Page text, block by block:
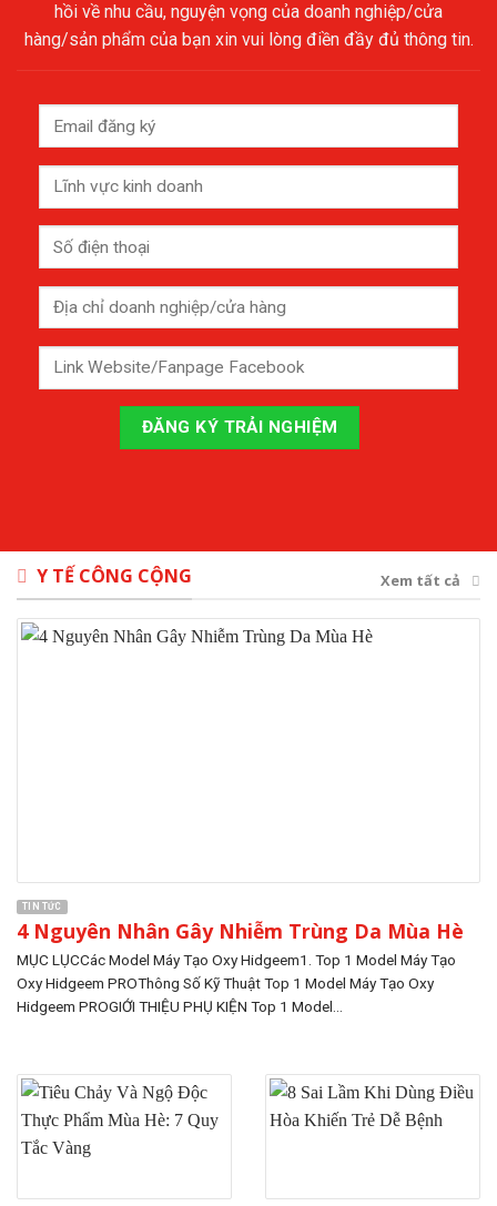
hồi về nhu cầu, nguyện vọng của doanh nghiệp/cửa
hàng/sản phẩm của bạn xin vui lòng điền đầy đủ thông tin.
Y TẾ CÔNG CỘNG Xem tất cả
TIN TỨC
4 Nguyên Nhân Gây Nhiễm Trùng Da Mùa Hè
MỤC LỤCCác Model Máy Tạo Oxy Hidgeem1. Top 1 Model Máy Tạo
Oxy Hidgeem PROThông Số Kỹ Thuật Top 1 Model Máy Tạo Oxy
Hidgeem PROGIỚI THIỆU PHỤ KIỆN Top 1 Model...